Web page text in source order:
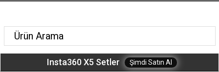
Insta360 X5 Setler Şimdi Satın Al